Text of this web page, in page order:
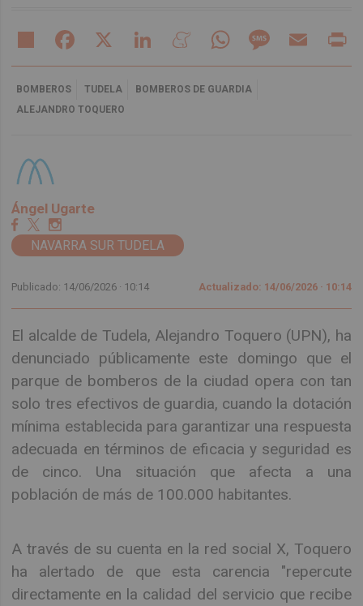
Share Facebook LinkedIn MeneameWhatsAppMessageEmail
BOMBEROS TUDELA
BOMBEROS DE GUARDIA
ALEJANDRO TOQUERO
Ángel Ugarte
NAVARRA SUR TUDELA
Publicado: 14/06/2026 · 10:14 Actualizado: 14/06/2026 · 10:14
El alcalde de Tudela, Alejandro Toquero (UPN), ha
denunciado públicamente este domingo que el
parque de bomberos de la ciudad opera con tan
solo tres efectivos de guardia, cuando la dotación
mínima establecida para garantizar una respuesta
adecuada en términos de eficacia y seguridad es
de cinco. Una situación que afecta a una
población de más de 100.000 habitantes.
A través de su cuenta en la red social X, Toquero
ha alertado de que esta carencia "repercute
directamente en la calidad del servicio que recibe